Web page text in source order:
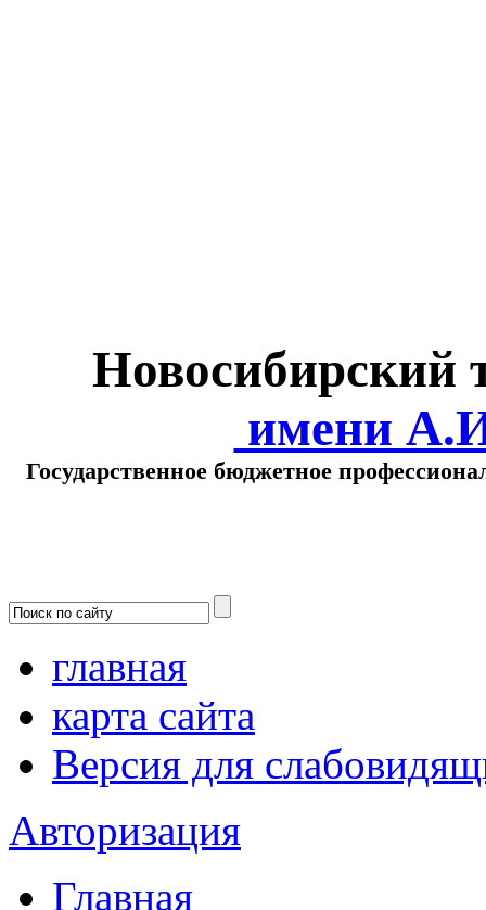
Новосибирский
имени
Государственное бюджетное
главная
карта сайта
Версия для
Авторизация
Главная